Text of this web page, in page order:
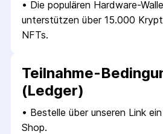
• Die populären Hardware-
unterstützen über 15.000
NFTs.
Teilnahme-
(Ledger)
• Bestelle über unseren Link
Shop.